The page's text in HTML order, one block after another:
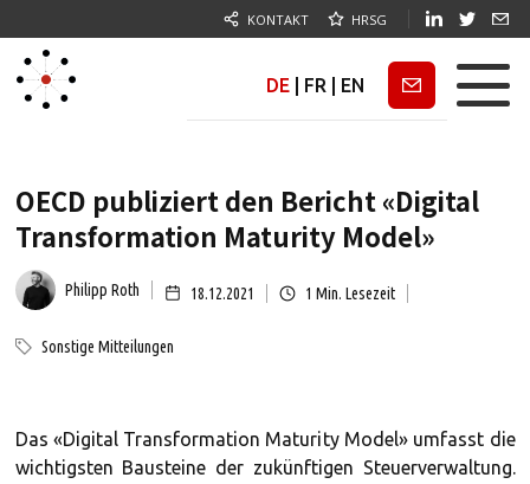
KONTAKT HRSG
DE FR EN Newsletter
OECD publiziert den Bericht «Digital
Transformation Maturity Model»
Philipp Roth 18.12.2021 1 Min. Lesezeit
Sonstige Mitteilungen
Das «Digital Transformation Maturity Model» umfasst die
wichtigsten Bausteine der zukünftigen Steuerverwaltung.